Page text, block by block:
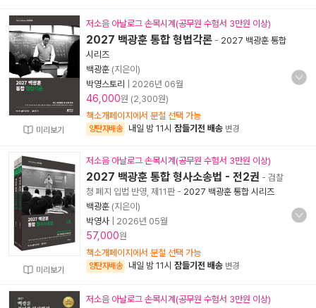
미리보기
저소음 아날로그 손목시계(공무원 수험서 3만원 이상)
2027 백광훈 통합 형법각론 - 2027 백광훈 통합
시리즈
백광훈 (지은이)
박영스토리
2026년 06월
46,000원 (2,300원)
책소개페이지에서 분철 선택 가능
양탄자배송 내일 밤 11시 잠들기전 배송 변경
미리보기
저소음 아날로그 손목시계(공무원 수험서 3만원 이상)
2027 백광훈 통합 형사소송법 - 전2권 - 검찰
청 폐지 입법 반영, 제11판- 2027 백광훈 통합 시리즈
백광훈 (지은이)
박영사
2026년 05월
57,000원
책소개페이지에서 분철 선택 가능
양탄자배송 내일 밤 11시 잠들기전 배송 변경
저소음 아날로그 손목시계(공무원 수험서 3만원 이상)